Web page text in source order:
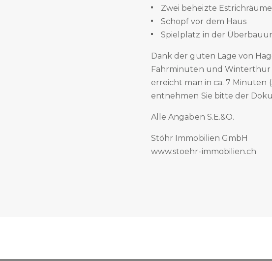
Zwei beheizte Estrichräume
Schopf vor dem Haus
Spielplatz in der
Dank der guten Lage von
Fahrminuten und Winterthur
erreicht man in ca. 7 Minuten
entnehmen Sie bitte der
Alle Angaben S.E.&O.
Stöhr Immobilien GmbH
www.stoehr-immobilien.ch